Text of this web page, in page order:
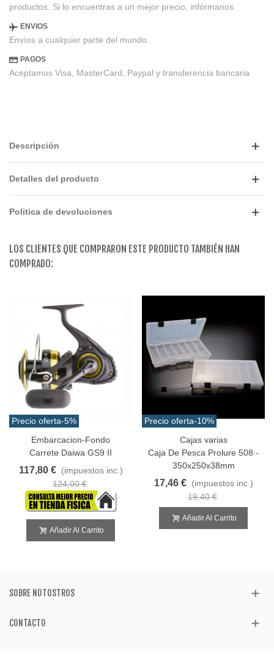
productos. Si lo encuentras a un mejor precio, infórmanos.
ENVIOS
Envíos a cualquier parte del mundo.
PAGOS
Aceptamos Visa, MasterCard, Paypal y transferencia bancaria
Descripción
Detalles del producto
Politica de devoluciones
LOS CLIENTES QUE COMPRARON ESTE PRODUCTO TAMBIÉN HAN
COMPRADO:
Precio oferta-5%
Embarcacion-Fondo
Carrete Daiwa GS9 II
117,80 € (impuestos inc.)
124,00 €
Añadir Al Carrito
Precio oferta-10%
Cajas varias
Caja De Pesca Prolure 508 -
350x250x38mm
17,46 € (impuestos inc.)
19,40 €
Añadir Al Carrito
SOBRE NOTOSTROS
CONTACTO